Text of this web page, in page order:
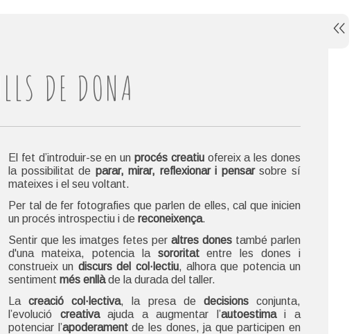
DE DONA
El fet d’introduir-se en un procés creatiuofereix a les dones
la possibilitat de parar, mirar, reflexionar i pensarsobre sí
mateixes i el seu voltant.
Per tal de fer fotografies que parlen de elles, cal que inicien
un procés introspectiu i de reconeixença.
Sentir que les imatges fetes per altres dones també parlen
d'una mateixa, potencia la sororitatentre les dones i
construeix un discurs del col·lectiu, alhora que potencia un
sentiment més enllàde la durada del taller.
Lacreació col·lectiva, la presa de decisionsconjunta,
l’evolució creativaajuda a augmentar l’autoestimai a
potenciar l’apoderamentde les dones, ja que participen en